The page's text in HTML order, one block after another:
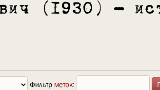
(1930) —
Фильтр меток: